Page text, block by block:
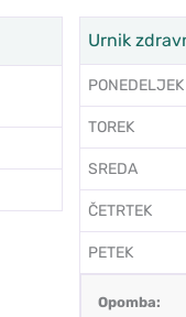
Urnik
PONEDELJEK
TOREK
SREDA
ČETRTEK
PETEK
Opomba: